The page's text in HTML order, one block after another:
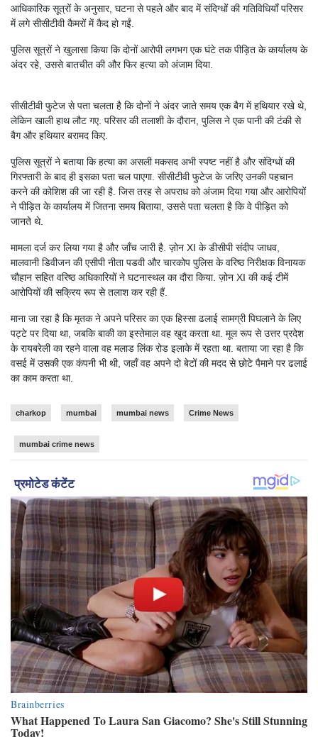
आधिकारिक सूत्रों के अनुसार, घटना से पहले और बाद में संदिग्धों की गतिविधियाँ परिसर
में लगे सीसीटीवी कैमरों में कैद हो गईं.
पुलिस सूत्रों ने खुलासा किया कि दोनों आरोपी लगभग एक घंटे तक पीड़ित के कार्यालय के
अंदर रहे, उससे बातचीत की और फिर हत्या को अंजाम दिया.
सीसीटीवी फुटेज से पता चलता है कि दोनों ने अंदर जाते समय एक बैग में हथियार रखे थे,
लेकिन खाली हाथ लौट गए. परिसर की तलाशी के दौरान, पुलिस ने एक पानी की टंकी से
बैग और हथियार बरामद किए.
पुलिस सूत्रों ने बताया कि हत्या का असली मकसद अभी स्पष्ट नहीं है और संदिग्धों की
गिरफ्तारी के बाद ही इसका पता चल पाएगा. सीसीटीवी फुटेज के जरिए उनकी पहचान
करने की कोशिश की जा रही है. जिस तरह से अपराध को अंजाम दिया गया और आरोपियों
ने पीड़ित के कार्यालय में जितना समय बिताया, उससे पता चलता है कि वे पीड़ित को
जानते थे.
मामला दर्ज कर लिया गया है और जाँच जारी है. ज़ोन XI के डीसीपी संदीप जाधव,
मालवानी डिवीजन की एसीपी नीता पडवी और चारकोप पुलिस के वरिष्ठ निरीक्षक विनायक
चौहान सहित वरिष्ठ अधिकारियों ने घटनास्थल का दौरा किया. ज़ोन XI की कई टीमें
आरोपियों की सक्रिय रूप से तलाश कर रही हैं.
माना जा रहा है कि मृतक ने अपने परिसर का एक हिस्सा ढलाई सामग्री पिघलाने के लिए
पट्टे पर दिया था, जबकि बाकी का इस्तेमाल वह खुद करता था. मूल रूप से उत्तर प्रदेश
के रायबरेली का रहने वाला वह मलाड लिंक रोड इलाके में रहता था. बताया जा रहा है कि
वसई में उसकी एक कंपनी भी थी, जहाँ वह अपने दो बेटों की मदद से छोटे पैमाने पर ढलाई
का काम करता था.
charkop mumbai mumbai news Crime News
mumbai crime news